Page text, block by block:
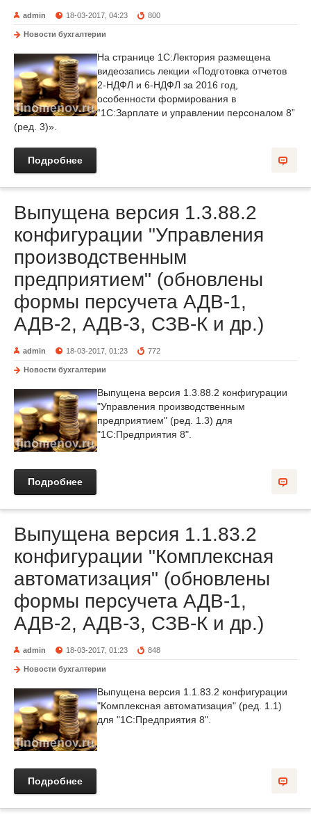
admin 18-03-2017, 04:23 800
Новости бухгалтерии
На странице 1С:Лектория размещена
видеозапись лекции «Подготовка отчетов
2-НДФЛ и 6-НДФЛ за 2016 год,
особенности формирования в
“1С:Зарплате и управлении персоналом 8”
(ред. 3)».
Подробнее
Выпущена версия 1.3.88.2
конфигурации "Управления
производственным
предприятием" (обновлены
формы персучета АДВ-1,
АДВ-2, АДВ-3, СЗВ-К и др.)
admin 18-03-2017, 01:23 772
Новости бухгалтерии
Выпущена версия 1.3.88.2 конфигурации
"Управления производственным
предприятием" (ред. 1.3) для
"1С:Предприятия 8".
Подробнее
Выпущена версия 1.1.83.2
конфигурации "Комплексная
автоматизация" (обновлены
формы персучета АДВ-1,
АДВ-2, АДВ-3, СЗВ-К и др.)
admin 18-03-2017, 01:23 848
Новости бухгалтерии
Выпущена версия 1.1.83.2 конфигурации
"Комплексная автоматизация" (ред. 1.1)
для "1С:Предприятия 8".
Подробнее